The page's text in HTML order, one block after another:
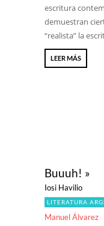
escritura
demuestran
“realista” la
LEER MÁS
Buuuh! »
Iosi Havilio
LITERATURA
Manuel Álvarez